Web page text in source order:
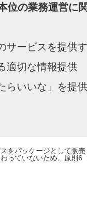
位の業務運営に
サービスを提供
適切な情報提供
らいいな」を提
をパッケージとして販
っていないため、原則6